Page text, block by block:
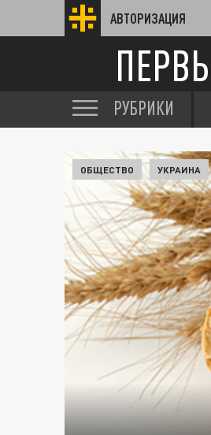
АВТОРИЗАЦИЯ
РУБРИКИ
ОБЩЕСТВО УКРАИНА